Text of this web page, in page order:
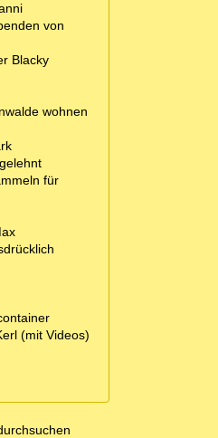
von
Blacky
wohnen
für
(mit Videos)